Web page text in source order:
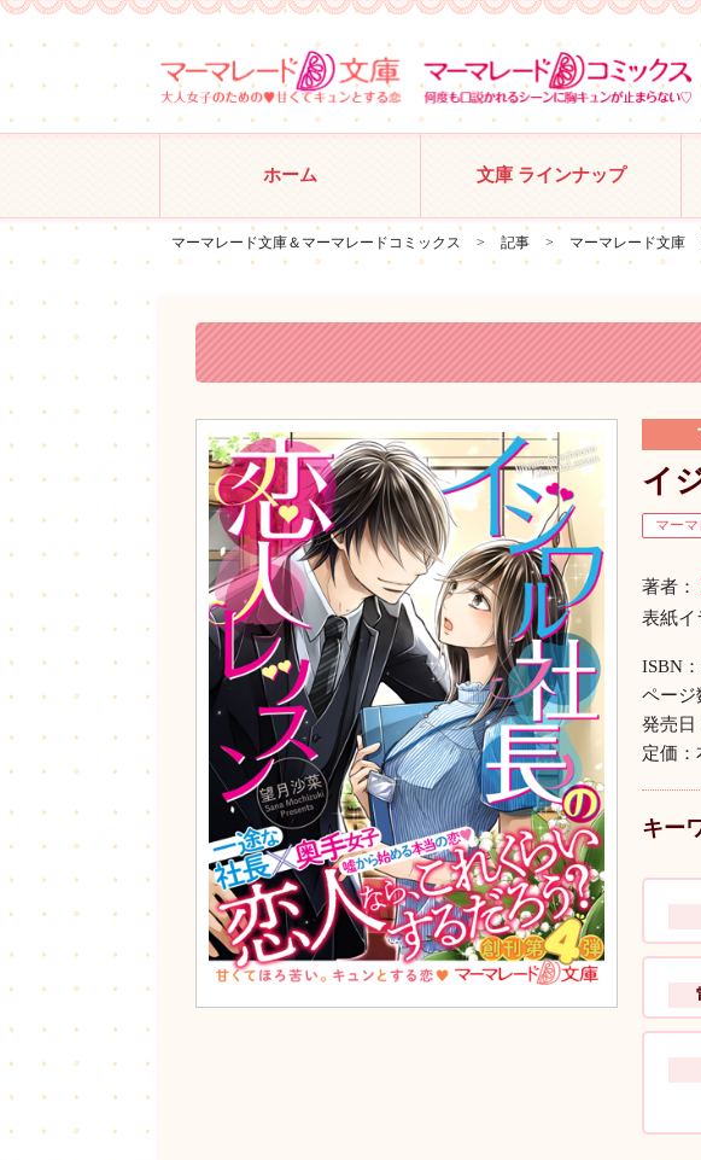
ホーム 文庫 ラインナップ
マーマレード文庫＆マーマレードコミックス > 記事 > マーマレード文庫
イ
マー
著者：
表紙イ
ISBN
ページ
発売日
定価：
キー